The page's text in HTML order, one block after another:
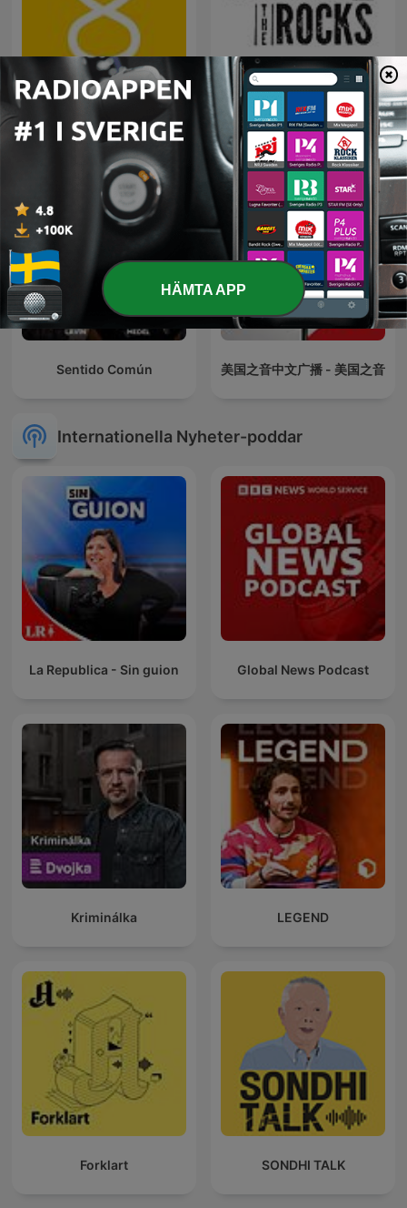
8 Sidor War on the Rocks
Sentido Común 美国之音中文广播 - 美国之音
Internationella Nyheter-poddar
La Republica - Sin guion Global News Podcast
Kriminálka LEGEND
Forklart SONDHI TALK
HÄMTA APP